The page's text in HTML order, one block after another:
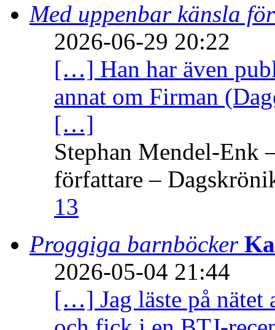
Med uppenbar känsla
2026-06-29 20:22
[…] Han har även
annat om Firman
[…]
Stephan Mendel-Enk
författare –
13
Proggiga barnböcker
2026-05-04 21:44
[…] Jag läste på nätet